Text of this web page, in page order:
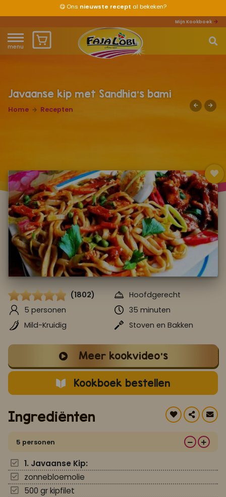
😋 Ons nieuwste recept al bekeken?
Mijn Kookboek
menu
Waar ben je naar op zoek?
Home
Over ons
Mijn kookboek
Zomervakantie 2026
Koop ons bestseller kookboek
Ofklik hierom je aan te melden voor Mijn Kookboek.
Javaanse kip met Sandhia's bami
Home Recepten
(1802)
Hoofdgerecht
5 personen
35 minuten
Mild-Kruidig
Stoven en Bakken
Meer kookvideo's
Kookboek bestellen
Ingrediënten
5 personen
1. Javaanse Kip:
zonnebloemolie
500 gr kipfilet